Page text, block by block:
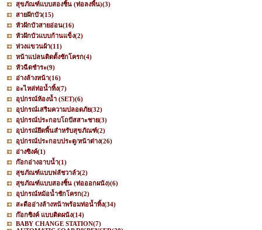
สุขภัณฑ์แบบสองชิ้น (ท่อลงพื้น)(3)
สายฝักบัว(15)
หัวฝักบัวสายอ่อน(16)
หัวฝักบัวแบบก้านแข็ง(2)
ห่วงแขวนผ้า(11)
หน้าแปลนติดตั้งชักโครก(4)
หัวฉีดชำระ(9)
อ่างล้างหน้า(16)
อะไหล่ท่อน้ำทิ้ง(7)
อุปกรณ์ห้องน้ำ (SET)(6)
อุปกรณ์เสริมความปลอดภัย(32)
อุปกรณ์ประกอบโถปัสสาะชาย(3)
อุปกรณ์ยึดพื้นสำหรับสุขภัณฑ์(2)
อุปกรณ์ประกอบประตู/หน้าต่าง(26)
อ่างซิงค์(1)
ก๊อกอ่างอาบน้ำ(1)
สุขภัณฑ์แบบฟลัชวาล์ว(2)
สุขภัณฑ์แบบสองชิ้น (ท่อออกผนัง)(6)
อุปกรณ์หม้อน้ำชักโครก(2)
สะดืออ่างล้างหน้าพร้อมท่อน้ำทิ้ง(34)
ก๊อกซิงค์ แบบติดผนัง(14)
BABY CHANGE STATION(7)